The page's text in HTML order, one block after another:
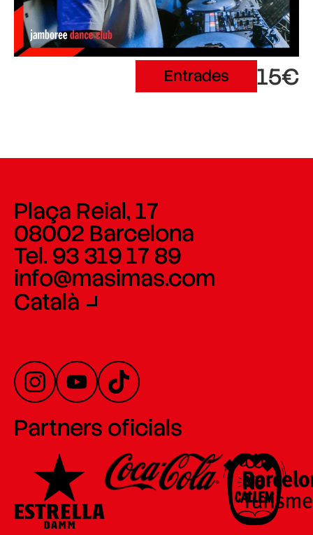
Entrades 15€
Plaça Reial, 17
08002 Barcelona
Tel. 93 319 17 89
info@masimas.com
Català
Partners oficials